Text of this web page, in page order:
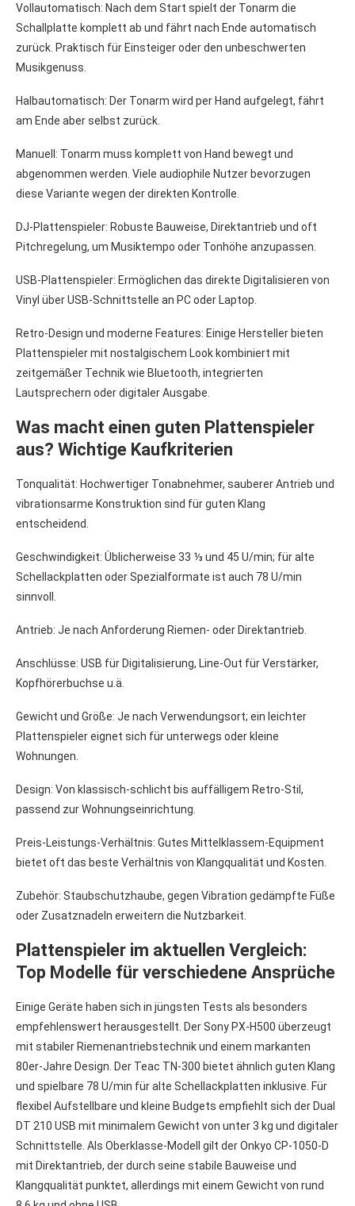
Vollautomatisch: Nach dem Start spielt der Tonarm die
Schallplatte komplett ab und fährt nach Ende automatisch
zurück. Praktisch für Einsteiger oder den unbeschwerten
Musikgenuss.
Halbautomatisch: Der Tonarm wird per Hand aufgelegt, fährt
am Ende aber selbst zurück.
Manuell: Tonarm muss komplett von Hand bewegt und
abgenommen werden. Viele audiophile Nutzer bevorzugen
diese Variante wegen der direkten Kontrolle.
DJ-Plattenspieler: Robuste Bauweise, Direktantrieb und oft
Pitchregelung, um Musiktempo oder Tonhöhe anzupassen.
USB-Plattenspieler: Ermöglichen das direkte Digitalisieren von
Vinyl über USB-Schnittstelle an PC oder Laptop.
Retro-Design und moderne Features: Einige Hersteller bieten
Plattenspieler mit nostalgischem Look kombiniert mit
zeitgemäßer Technik wie Bluetooth, integrierten
Lautsprechern oder digitaler Ausgabe.
Was macht einen guten Plattenspieler
aus? Wichtige Kaufkriterien
Tonqualität: Hochwertiger Tonabnehmer, sauberer Antrieb und
vibrationsarme Konstruktion sind für guten Klang
entscheidend.
Geschwindigkeit: Üblicherweise 33 ⅓ und 45 U/min; für alte
Schellackplatten oder Spezialformate ist auch 78 U/min
sinnvoll.
Antrieb: Je nach Anforderung Riemen- oder Direktantrieb.
Anschlüsse: USB für Digitalisierung, Line-Out für Verstärker,
Kopfhörerbuchse u.ä.
Gewicht und Größe: Je nach Verwendungsort; ein leichter
Plattenspieler eignet sich für unterwegs oder kleine
Wohnungen.
Design: Von klassisch-schlicht bis auffälligem Retro-Stil,
passend zur Wohnungseinrichtung.
Preis-Leistungs-Verhältnis: Gutes Mittelklassem-Equipment
bietet oft das beste Verhältnis von Klangqualität und Kosten.
Zubehör: Staubschutzhaube, gegen Vibration gedämpfte Füße
oder Zusatznadeln erweitern die Nutzbarkeit.
Plattenspieler im aktuellen Vergleich:
Top Modelle für verschiedene Ansprüche
Einige Geräte haben sich in jüngsten Tests als besonders
empfehlenswert herausgestellt. Der Sony PX-H500 überzeugt
mit stabiler Riemenantriebstechnik und einem markanten
80er-Jahre Design. Der Teac TN-300 bietet ähnlich guten Klang
und spielbare 78 U/min für alte Schellackplatten inklusive. Für
flexibel Aufstellbare und kleine Budgets empfiehlt sich der Dual
DT 210 USB mit minimalem Gewicht von unter 3 kg und digitaler
Schnittstelle. Als Oberklasse-Modell gilt der Onkyo CP-1050-D
mit Direktantrieb, der durch seine stabile Bauweise und
Klangqualität punktet, allerdings mit einem Gewicht von rund